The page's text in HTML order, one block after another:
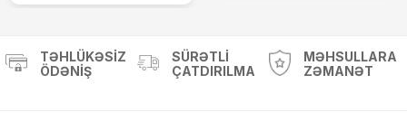
TƏHLÜKƏSIZ
ÖDƏNIŞ
SÜRƏTLI
ÇATDIRILMA
MƏHSULLARA
ZƏMANƏT